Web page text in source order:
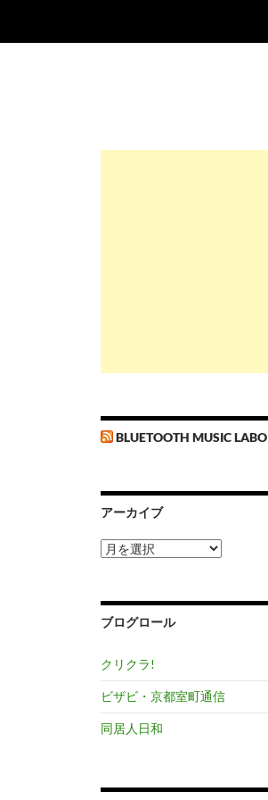
BLUETOOTH MUSIC LABO
アーカイブ
ア
ー
ブ
ブログロール
クリクラ!
ビザビ・京都室町通信
同居人日和